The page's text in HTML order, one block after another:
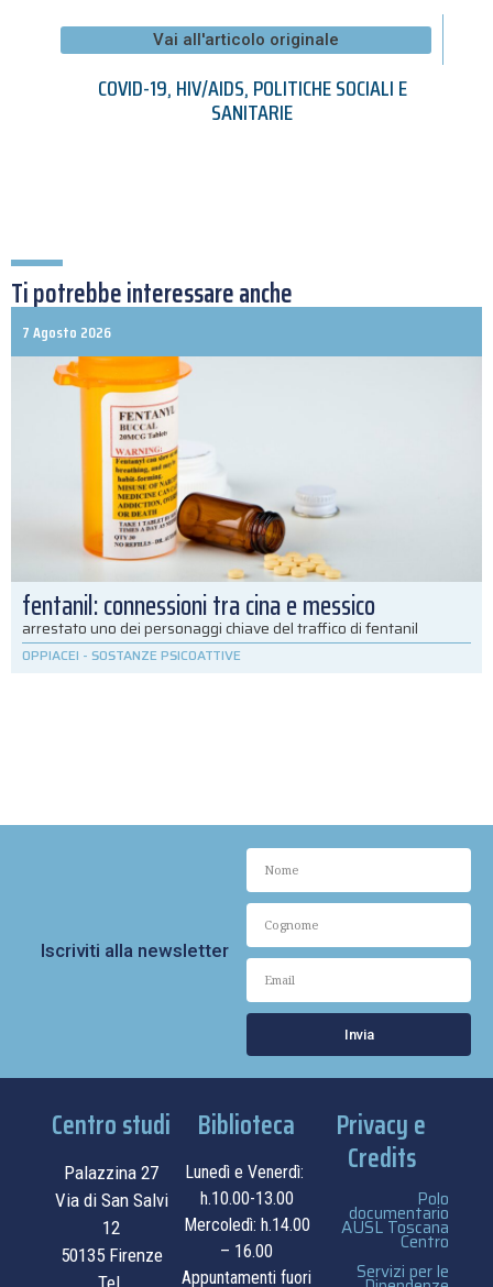
Vai all'articolo originale
COVID-19,HIV/AIDS,POLITICHE SOCIALI E
SANITARIE
Ti potrebbe interessare anche
7 Agosto 2026
fentanil: connessioni tra cina e messico
arrestato uno dei personaggi chiave del traffico di fentanil
OPPIACEI - SOSTANZE PSICOATTIVE
Iscriviti alla newsletter
Invia
Centro studi
Palazzina 27
Via di San Salvi
12
50135 Firenze
Tel.
Biblioteca
Lunedì e Venerdì:
h.10.00-13.00
Mercoledì: h.14.00
– 16.00
Appuntamenti fuori
Privacy e
Credits
Polo
documentario
AUSL Toscana
Centro
Servizi per le